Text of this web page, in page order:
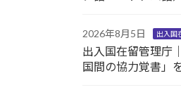
2026年8月5日 出入国
出入国在留管理庁
国間の協力覚書」